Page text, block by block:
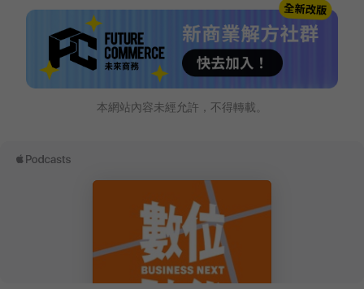
本網站內容未經允許，不得轉載。